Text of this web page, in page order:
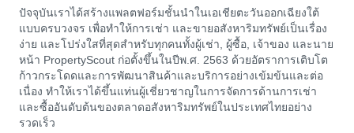
ปัจจุบันเราได้สร้างแพลตฟอร์มชั้นนำในเอเชียตะวันออกเฉียงใต้
แบบครบวงจร เพื่อทำให้การเช่า และขายอสังหาริมทรัพย์เป็นเรื่อง
ง่าย และโปร่งใสที่สุดสำหรับทุกคนทั้งผู้เช่า, ผู้ซื้อ, เจ้าของ และนาย
หน้า PropertyScout ก่อตั้งขึ้นในปีพ.ศ. 2563 ด้วยอัตราการเติบโต
ก้าวกระโดดและการพัฒนาสินค้าและบริการอย่างเข้มข้นและต่อ
เนื่อง ทำให้เราได้ขึ้นแท่นผู้เชี่ยวชาญในการจัดการด้านการเช่า
และซื้ออันดับต้นของตลาดอสังหาริมทรัพย์ในประเทศไทยอย่าง
รวดเร็ว